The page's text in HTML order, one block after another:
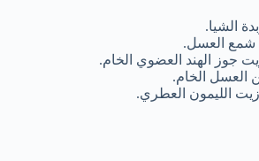
الشيا.
جوز الهند العضوي الخام.